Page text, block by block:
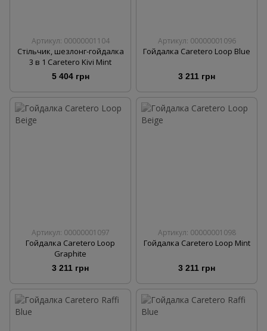
Артикул: 00000001104
Стільчик, шезлонг-гойдалка
3 в 1 Caretero Kivi Mint
5 404 грн
Артикул: 00000001096
Гойдалка Caretero Loop Blue
3 211 грн
Артикул: 00000001097
Гойдалка Caretero Loop
Graphite
3 211 грн
Артикул: 00000001098
Гойдалка Caretero Loop Mint
3 211 грн